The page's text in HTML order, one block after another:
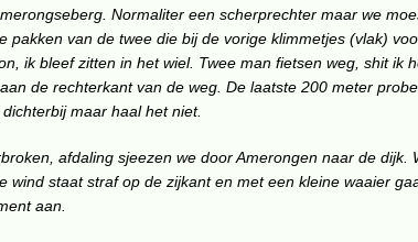
Normaliter een scherprechter maar we
pakken van de twee die bij de vorige klimmetjes (vlak)
ik bleef zitten in het wiel. Twee man fietsen weg, shit ik
de rechterkant van de weg. De laatste 200 meter
maar haal het niet.
afdaling sjeezen we door Amerongen naar de dijk.
wind staat straf op de zijkant en met een kleine waaier
aan.